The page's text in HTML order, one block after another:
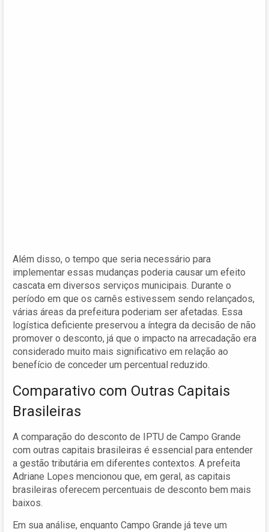
Além disso, o tempo que seria necessário para
implementar essas mudanças poderia causar um efeito
cascata em diversos serviços municipais. Durante o
período em que os carnês estivessem sendo relançados,
várias áreas da prefeitura poderiam ser afetadas. Essa
logística deficiente preservou a íntegra da decisão de não
promover o desconto, já que o impacto na arrecadação era
considerado muito mais significativo em relação ao
benefício de conceder um percentual reduzido.
Comparativo com Outras Capitais
Brasileiras
A comparação do desconto de IPTU de Campo Grande
com outras capitais brasileiras é essencial para entender
a gestão tributária em diferentes contextos. A prefeita
Adriane Lopes mencionou que, em geral, as capitais
brasileiras oferecem percentuais de desconto bem mais
baixos.
Em sua análise, enquanto Campo Grande já teve um